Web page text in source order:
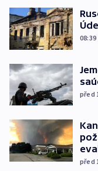
08:39
před
před